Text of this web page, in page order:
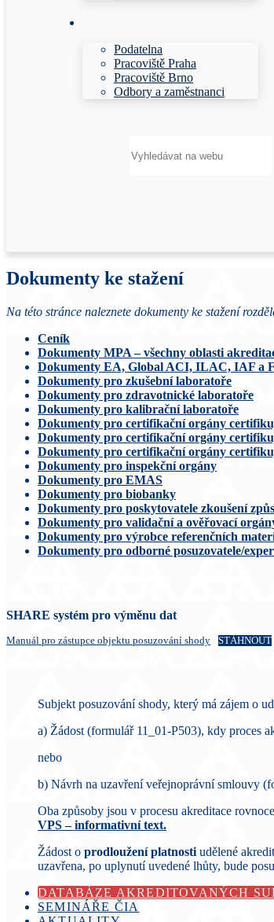
Podatelna
Pracoviště Praha
Pracoviště Brno
Odbory a zaměstnanci
Dokumenty ke stažení
Na této stránce naleznete dokumenty ke stažení
Ceník
Dokumenty MPA – všechny oblasti
Dokumenty EA, Global ACI, ILAC, IAF a
Dokumenty pro zkušební laboratoře
Dokumenty pro zdravotnické laboratoře
Dokumenty pro kalibrační laboratoře
Dokumenty pro certifikační orgány
Dokumenty pro certifikační orgány
Dokumenty pro certifikační orgány
Dokumenty pro inspekční orgány
Dokumenty pro EMAS
Dokumenty pro biobanky
Dokumenty pro poskytovatele zkoušení
Dokumenty pro validační a ověřovací
Dokumenty pro výrobce referenčních
Dokumenty pro odborné posuzovatele/
SHARE systém pro výměnu dat
Manuál pro zástupce objektu posuzování shody STÁHNOUT
Subjekt posuzování shody, který má zájem o
a) Žádost (formulář 11_01-P503), kdy proces
nebo
b) Návrh na uzavření veřejnoprávní smlouvy
Oba způsoby jsou v procesu akreditace
VPS – informativní text.
Žádost o prodloužení platnosti udělené
uzavřena, po uplynutí uvedené lhůty, bude
DATABÁZE AKREDITOVANÝCH
SEMINÁŘE ČIA